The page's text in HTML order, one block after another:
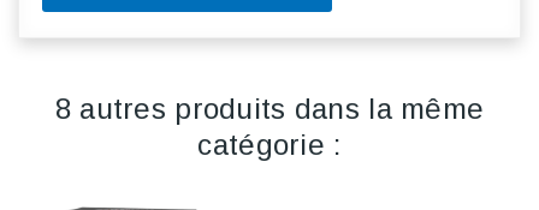
8 autres produits dans la même
catégorie :